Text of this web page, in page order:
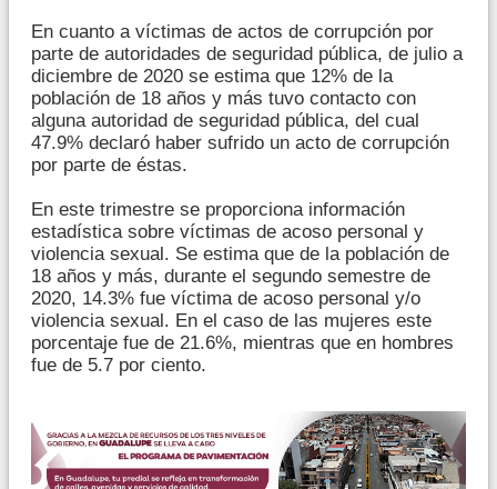
En cuanto a víctimas de actos de corrupción por
parte de autoridades de seguridad pública, de julio a
diciembre de 2020 se estima que 12% de la
población de 18 años y más tuvo contacto con
alguna autoridad de seguridad pública, del cual
47.9% declaró haber sufrido un acto de corrupción
por parte de éstas.
En este trimestre se proporciona información
estadística sobre víctimas de acoso personal y
violencia sexual. Se estima que de la población de
18 años y más, durante el segundo semestre de
2020, 14.3% fue víctima de acoso personal y/o
violencia sexual. En el caso de las mujeres este
porcentaje fue de 21.6%, mientras que en hombres
fue de 5.7 por ciento.